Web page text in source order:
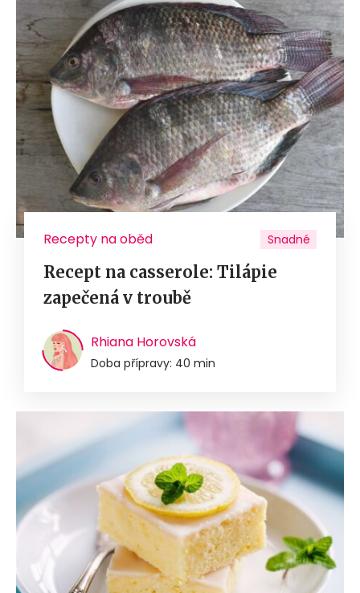
Recepty na oběd Snadné
Recept na casserole: Tilápie
zapečená v troubě
Rhiana Horovská
Doba přípravy: 40 min